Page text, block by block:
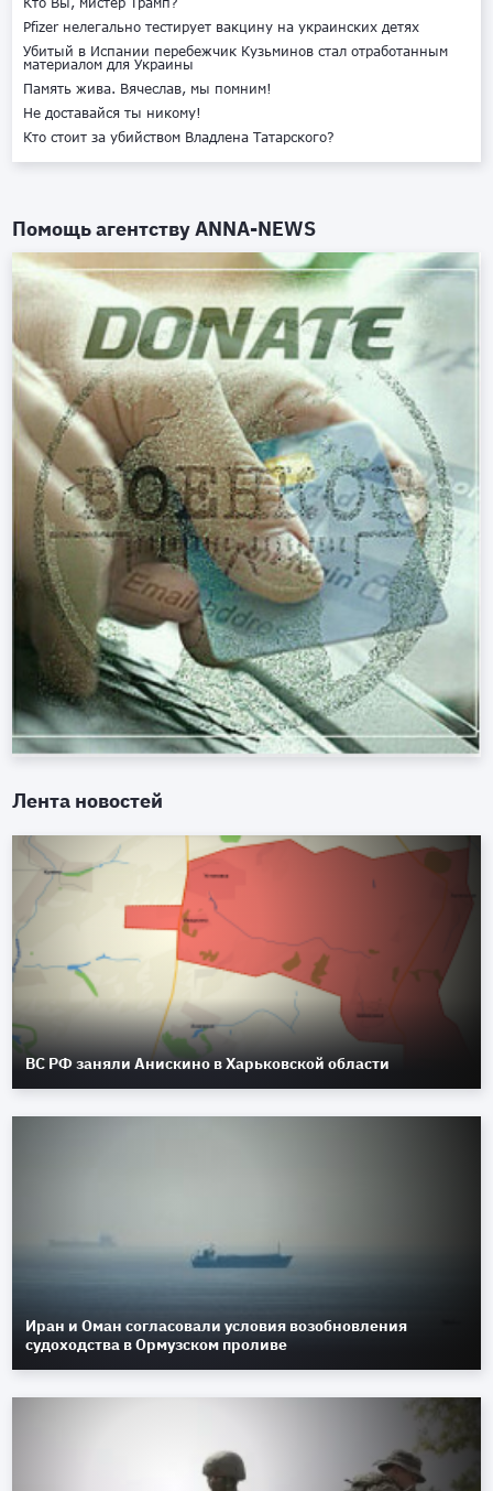
Pfizer нелегально тестирует вакцину на украинских детях
Убитый в Испании перебежчик Кузьминов стал отработанным
материалом для Украины
Память жива. Вячеслав, мы помним!
Не доставайся ты никому!
Кто стоит за убийством Владлена Татарского?
Помощь агентствуANNA-NEWS
Лента новостей
ВС РФ заняли Анискино в Харьковской области
Иран и Оман согласовали условия возобновления
судоходства в Ормузском проливе